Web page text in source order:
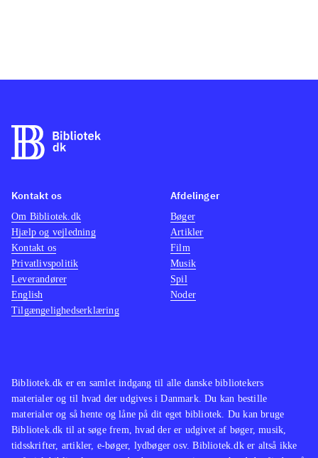
Bibliotek.dk er en samlet indgang til alle danske bibliotekers
materialer og til hvad der udgives i Danmark. Du kan bestille
materialer og så hente og låne på dit eget bibliotek. Du kan bruge
Bibliotek.dk til at søge frem, hvad der er udgivet af bøger, musik,
tidsskrifter, artikler, e-bøger, lydbøger osv. Bibliotek.dk er altså ikke
Kontakt os
Om Bibliotek.dk
Hjælp og vejledning
Kontakt os
Privatlivspolitik
Leverandører
English
Tilgængelighedserklæring
Afdelinger
Bøger
Artikler
Film
Musik
Spil
Noder